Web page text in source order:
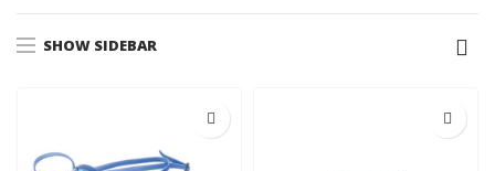
SHOW SIDEBAR